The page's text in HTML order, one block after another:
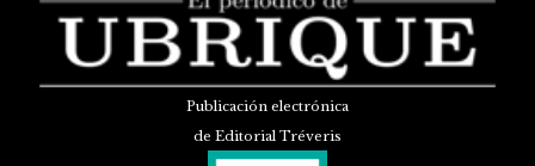
Publicación electrónica
de Editorial Tréveris